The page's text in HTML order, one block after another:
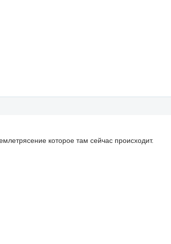
которое там сейчас происходит.